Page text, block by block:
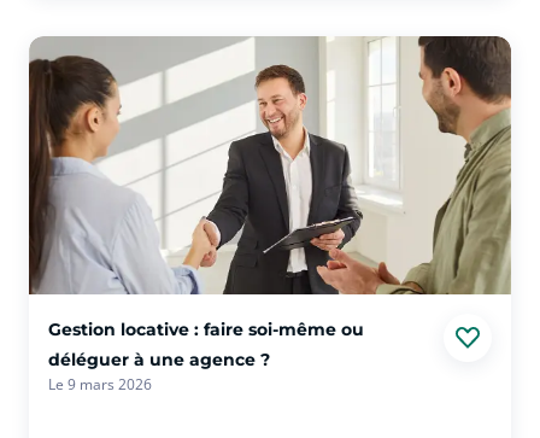
Gestion locative : faire soi-même ou
déléguer à une agence ?
Le 9 mars 2026
voir plus sur l'article Gestion locative : faire soi-même ou